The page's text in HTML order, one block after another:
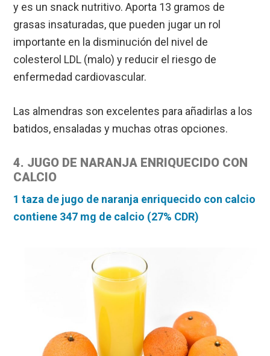
y es un snack nutritivo. Aporta 13 gramos de
grasas insaturadas, que pueden jugar un rol
importante en la disminución del nivel de
colesterol LDL (malo) y reducir el riesgo de
enfermedad cardiovascular.
Las almendras son excelentes para añadirlas a los
batidos, ensaladas y muchas otras opciones.
4. JUGO DE NARANJA ENRIQUECIDO CON
CALCIO
1 taza de jugo de naranja enriquecido con calcio
contiene 347 mg de calcio (27% CDR)